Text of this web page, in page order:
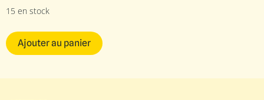
15 en stock
Ajouter au panier